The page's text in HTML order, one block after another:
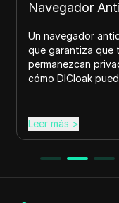
Navegador
Un navegador
que garantiza que
permanezcan
cómo DICloak
Leer más >